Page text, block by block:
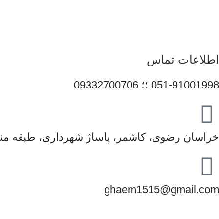
اطلاعات تماس
051-91001998 ؛؛ 09332700706
خراسان رضوی، کاشمر، پاساژ شهرداری، طبقه
ghaem1515@gmail.com